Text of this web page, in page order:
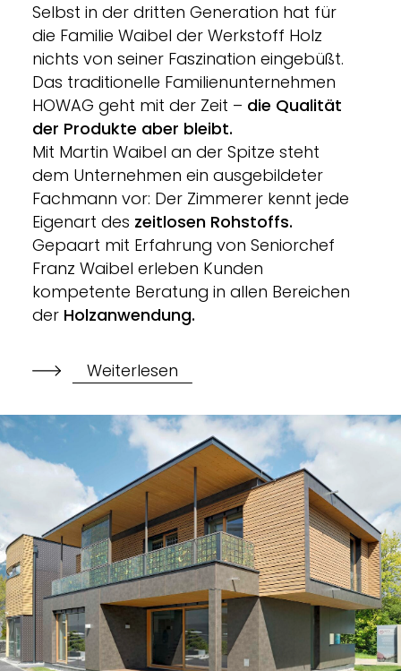
Selbst in der dritten Generation hat für
die Familie Waibel der Werkstoff Holz
nichts von seiner Faszination eingebüßt.
Das traditionelle Familienunternehmen
HOWAG geht mit der Zeit – die Qualität
der Produkte aber bleibt.
Mit Martin Waibel an der Spitze steht
dem Unternehmen ein ausgebildeter
Fachmann vor: Der Zimmerer kennt jede
Eigenart des zeitlosen Rohstoffs.
Gepaart mit Erfahrung von Seniorchef
Franz Waibel erleben Kunden
kompetente Beratung in allen Bereichen
der Holzanwendung.
Weiterlesen